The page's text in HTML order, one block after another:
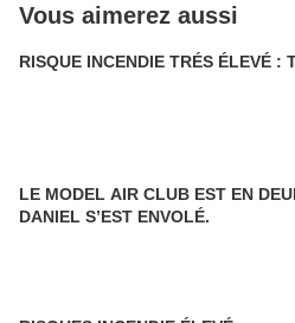
Vous aimerez aussi
LE MODEL AIR CLUB EST EN DEUIL :
DANIEL S’EST ENVOLÉ.